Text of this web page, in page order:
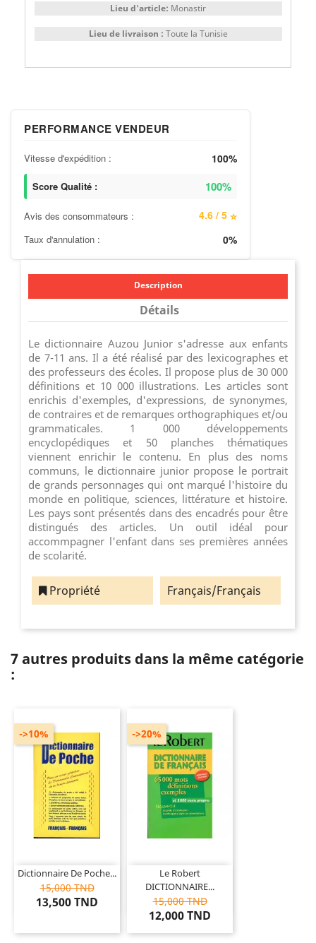
Lieu d'article: Monastir
Lieu de livraison : Toute la Tunisie
PERFORMANCE VENDEUR
Vitesse d'expédition : 100%
Score Qualité : 100%
Avis des consommateurs : 4.6 / 5 ⭐
Taux d'annulation : 0%
Description
Détails
Le dictionnaire Auzou Junior s'adresse aux enfants
de 7-11 ans. Il a été réalisé par des lexicographes et
des professeurs des écoles. Il propose plus de 30 000
définitions et 10 000 illustrations. Les articles sont
enrichis d'exemples, d'expressions, de synonymes,
de contraires et de remarques orthographiques et/ou
grammaticales. 1 000 développements
encyclopédiques et 50 planches thématiques
viennent enrichir le contenu. En plus des noms
communs, le dictionnaire junior propose le portrait
de grands personnages qui ont marqué l'histoire du
monde en politique, sciences, littérature et histoire.
Les pays sont présentés dans des encadrés pour être
distingués des articles. Un outil idéal pour
accommpagner l'enfant dans ses premières années
de scolarité.
Propriété Français/Français
7 autres produits dans la même catégorie
:
Dictionnaire De Poche...
15,000 TND
13,500 TND
->10%
Le Robert
DICTIONNAIRE...
15,000 TND
12,000 TND
->20%